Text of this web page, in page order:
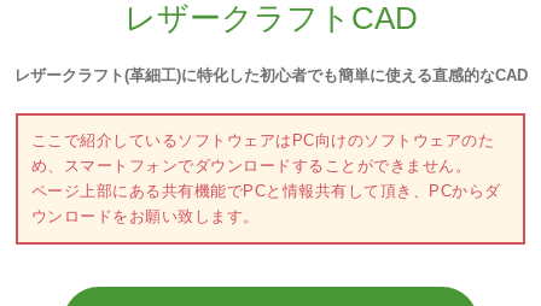
レザークラフトCAD
レザークラフト(革細工)に特化した初心者でも簡単に使える直感的なCAD
ここで紹介しているソフトウェアはPC向けのソフトウェアのた
め、スマートフォンでダウンロードすることができません。
ページ上部にある共有機能でPCと情報共有して頂き、PCからダ
ウンロードをお願い致します。